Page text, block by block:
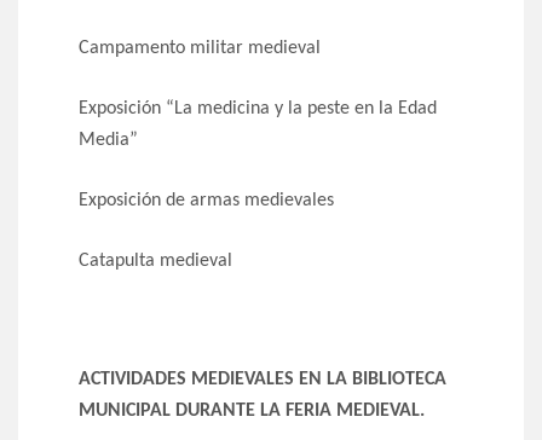
Campamento militar medieval
Exposición “La medicina y la peste en la Edad
Media”
Exposición de armas medievales
Catapulta medieval
ACTIVIDADES MEDIEVALES EN LA BIBLIOTECA
MUNICIPAL DURANTE LA FERIA MEDIEVAL.